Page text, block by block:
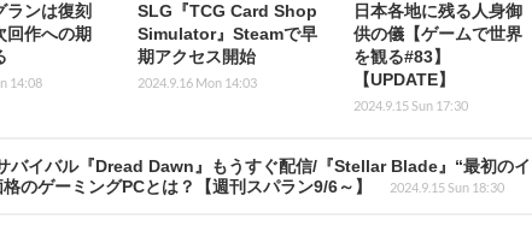
ランは復刻
回作への期
14:08
SLG『TCG Card Shop
Simulator』Steamで早
期アクセス開始
2024.9.16 Mon 14:03
日本各地に残る人身御
供の儀【ゲームで世界
を観る#83】
【UPDATE】
2024.9.15 Sun 17:30
バイバル『Dread Dawn』もうすぐ配信/『Stellar Blade』“最初のイ
のゲーミングPCとは？【週刊スパラン9/6～】
2024.9.15 Sun 18:30